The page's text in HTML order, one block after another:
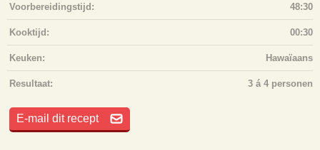
Voorbereidingstijd: 48:30
Kooktijd: 00:30
Keuken: Hawaïaans
Resultaat: 3 á 4 personen
E-mail dit recept